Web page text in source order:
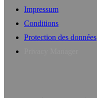
Impressum
Conditions
Protection des données